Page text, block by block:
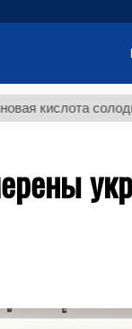
солодкового